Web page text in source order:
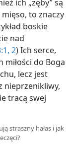
ich „zęby” są
to znaczy
boskie
nad
2) Ich serce,
do Boga
lecz jest
nieprzenikliwy,
tracą swej
straszny hałas i jak